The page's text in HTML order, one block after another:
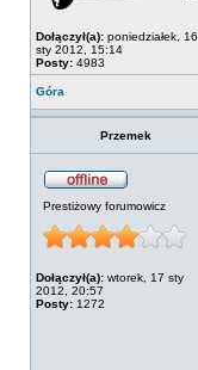
Dołączył(a): poniedziałek, 16
sty 2012, 15:14
Posty: 4983
Góra
Przemek
Prestiżowy forumowicz
Dołączył(a): wtorek, 17 sty
2012, 20:57
Posty: 1272